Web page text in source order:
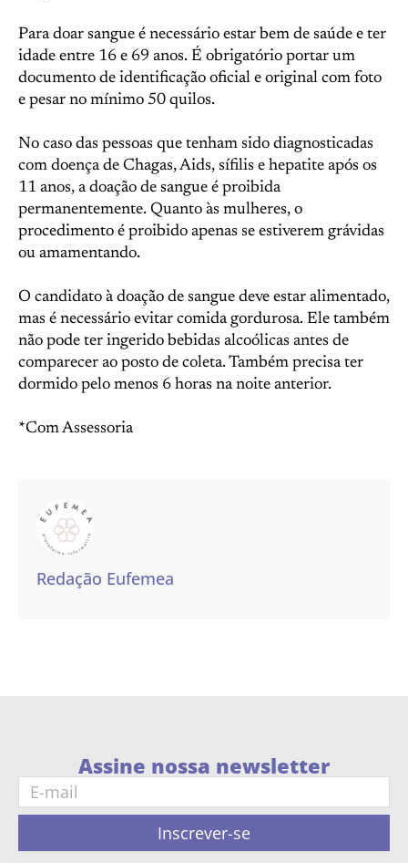
Para doar sangue é necessário estar bem de saúde e ter
idade entre 16 e 69 anos. É obrigatório portar um
documento de identificação oficial e original com foto
e pesar no mínimo 50 quilos.
No caso das pessoas que tenham sido diagnosticadas
com doença de Chagas, Aids, sífilis e hepatite após os
11 anos, a doação de sangue é proibida
permanentemente. Quanto às mulheres, o
procedimento é proibido apenas se estiverem grávidas
ou amamentando.
O candidato à doação de sangue deve estar alimentado,
mas é necessário evitar comida gordurosa. Ele também
não pode ter ingerido bebidas alcoólicas antes de
comparecer ao posto de coleta. Também precisa ter
dormido pelo menos 6 horas na noite anterior.
*Com Assessoria
Redação Eufemea
Assine nossa newsletter
Inscrever-se